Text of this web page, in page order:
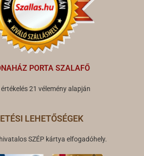
PORTA SZALAFŐ
értékelés 21 vélemény alapján
LEHETŐSÉGEK
SZÉP kártya elfogadóhely.